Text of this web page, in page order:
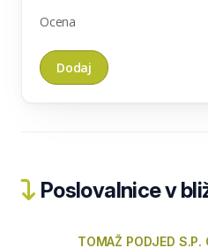
Ocena
Poslovalnice v
TOMAŽ PODJED S.P.